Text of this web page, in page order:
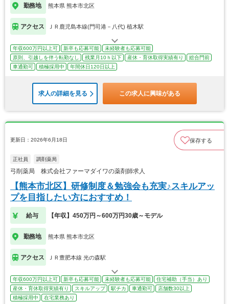
勤務地 熊本県 熊本市北区
アクセス ＪＲ鹿児島本線(門司港－八代) 植木駅
年収600万円以上可 新卒も応募可能
未経験者も応募可能
原則、引越しを伴う転勤なし
残業月10ｈ以下 産休・育休取得実績有り
総合門前
車通勤可
積極採用中 年間休日120日以上
求人の詳細を見る この求人に興味がある
更新日：2026年6月18日 保存する
正社員 調剤薬局
弓削薬局 株式会社ファーマダイワの薬剤師求人
【熊本市北区】研修制度＆勉強会も充実♪スキルアッ
プを目指したい方におすすめ！
給与 【年収】450万円～600万円30歳～モデル
勤務地 熊本県 熊本市北区
アクセス ＪＲ豊肥本線 光の森駅
年収600万円以上可 新卒も応募可能 未経験者も応募可能
住宅補助（手当）あり
産休・育休取得実績有り
スキルアップ 駅チカ 車通勤可
店舗数30以上
積極採用中
在宅業務あり